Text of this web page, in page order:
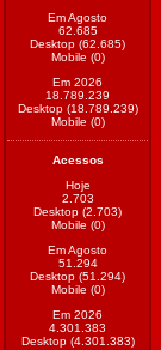
Em Agosto
62.685
Desktop (62.685)
Mobile (0)
Em 2026
18.789.239
Desktop (18.789.239)
Mobile (0)
Acessos
Hoje
2.703
Desktop (2.703)
Mobile (0)
Em Agosto
51.294
Desktop (51.294)
Mobile (0)
Em 2026
4.301.383
Desktop (4.301.383)